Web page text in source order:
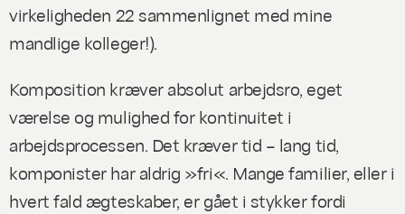
virkeligheden 22 sammenlignet med mine
mandlige kolleger!).
Komposition kræver absolut arbejdsro, eget
værelse og mulighed for kontinuitet i
arbejdsprocessen. Det kræver tid – lang tid,
komponister har aldrig »fri«. Mange familier, eller i
hvert fald ægteskaber, er gået i stykker fordi